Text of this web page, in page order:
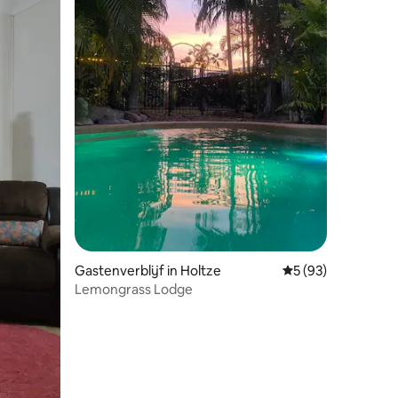
Gastenverblijf in Holtze Gemiddelde
5 (93)
Lemongrass Lodge